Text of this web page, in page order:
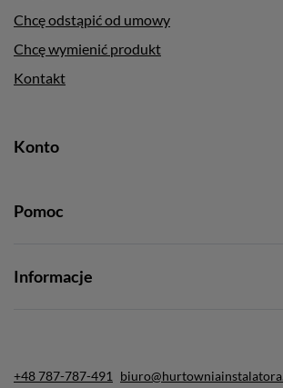
Chcę odstąpić od umowy
Chcę wymienić produkt
Kontakt
Konto
Pomoc
Informacje
+48 787-787-491